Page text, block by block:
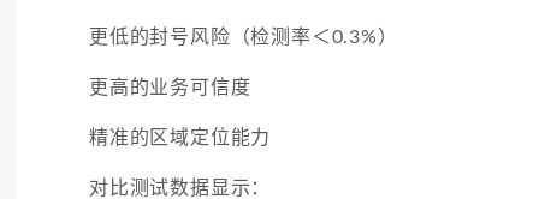
更低的封号风险（检测率＜0.3%）
更高的业务可信度
精准的区域定位能力
对比测试数据显示：